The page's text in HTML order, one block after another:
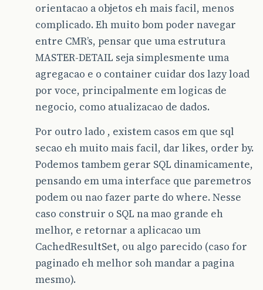
orientacao a objetos eh mais facil, menos
complicado. Eh muito bom poder navegar
entre CMR’s, pensar que uma estrutura
MASTER-DETAIL seja simplesmente uma
agregacao e o container cuidar dos lazy load
por voce, principalmente em logicas de
negocio, como atualizacao de dados.
Por outro lado , existem casos em que sql
secao eh muito mais facil, dar likes, order by.
Podemos tambem gerar SQL dinamicamente,
pensando em uma interface que paremetros
podem ou nao fazer parte do where. Nesse
caso construir o SQL na mao grande eh
melhor, e retornar a aplicacao um
CachedResultSet, ou algo parecido (caso for
paginado eh melhor soh mandar a pagina
mesmo).